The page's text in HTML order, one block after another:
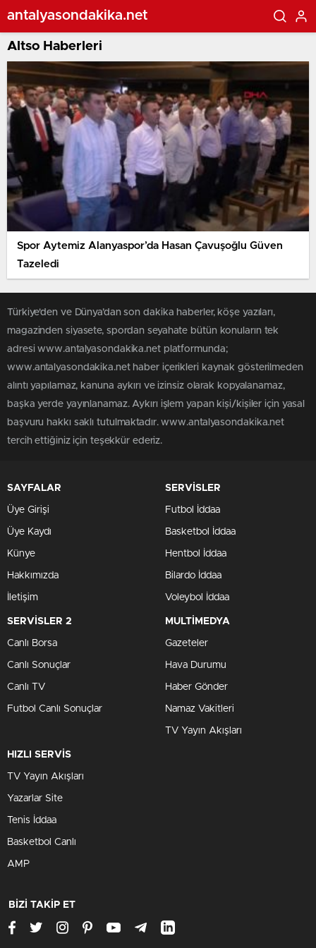
antalyasondakika.net
Altso Haberleri
Spor Aytemiz Alanyaspor’da Hasan Çavuşoğlu Güven
Tazeledi
Türkiye'den ve Dünya’dan son dakika haberler, köşe yazıları,
magazinden siyasete, spordan seyahate bütün konuların tek
adresi www.antalyasondakika.net platformunda;
www.antalyasondakika.net haber içerikleri kaynak gösterilmeden
alıntı yapılamaz, kanuna aykırı ve izinsiz olarak kopyalanamaz,
başka yerde yayınlanamaz. Aykırı işlem yapan kişi/kişiler için yasal
başvuru hakkı saklı tutulmaktadır. www.antalyasondakika.net
tercih ettiğiniz için teşekkür ederiz.
SAYFALAR
Üye Girişi
Üye Kaydı
Künye
Hakkımızda
İletişim
SERVİSLER
Futbol İddaa
Basketbol İddaa
Hentbol İddaa
Bilardo İddaa
Voleybol İddaa
SERVİSLER 2
Canlı Borsa
Canlı Sonuçlar
Canlı TV
Futbol Canlı Sonuçlar
MULTİMEDYA
Gazeteler
Hava Durumu
Haber Gönder
Namaz Vakitleri
TV Yayın Akışları
HIZLI SERVİS
TV Yayın Akışları
Yazarlar Site
Tenis İddaa
Basketbol Canlı
AMP
BİZİ TAKİP ET